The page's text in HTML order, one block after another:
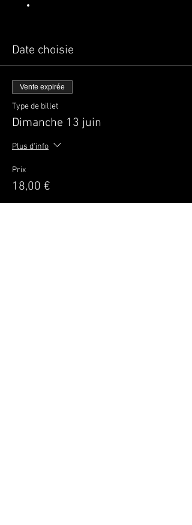
Date choisie
Vente expirée
Type de billet
Dimanche 13 juin
Plus d'info
Prix
18,00 €